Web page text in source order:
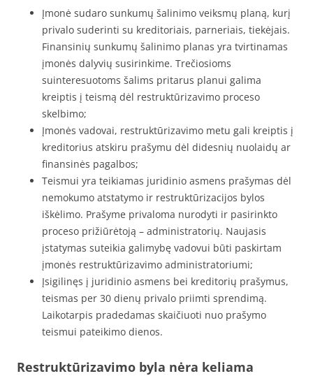
Įmonė sudaro sunkumų šalinimo veiksmų planą, kurį
privalo suderinti su kreditoriais, parneriais, tiekėjais.
Finansinių sunkumų šalinimo planas yra tvirtinamas
įmonės dalyvių susirinkime. Trečiosioms
suinteresuotoms šalims pritarus planui galima
kreiptis į teismą dėl restruktūrizavimo proceso
skelbimo;
Įmonės vadovai, restruktūrizavimo metu gali kreiptis į
kreditorius atskiru prašymu dėl didesnių nuolaidų ar
finansinės pagalbos;
Teismui yra teikiamas juridinio asmens prašymas dėl
nemokumo atstatymo ir restruktūrizacijos bylos
iškėlimo. Prašyme privaloma nurodyti ir pasirinkto
proceso prižiūrėtoją – administratorių. Naujasis
įstatymas suteikia galimybę vadovui būti paskirtam
įmonės restruktūrizavimo administratoriumi;
Įsigilinęs į juridinio asmens bei kreditorių prašymus,
teismas per 30 dienų privalo priimti sprendimą.
Laikotarpis pradedamas skaičiuoti nuo prašymo
teismui pateikimo dienos.
Restruktūrizavimo byla nėra keliama